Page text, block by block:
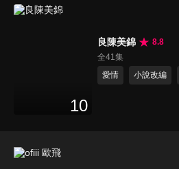
10
良陳美錦
8.8
全41集
愛情
小說改編